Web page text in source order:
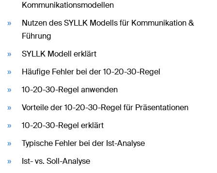
Kommunikationsmodellen
Nutzen des SYLLK Modells für Kommunikation &
Führung
SYLLK Modell erklärt
Häufige Fehler bei der 10-20-30-Regel
10-20-30-Regel anwenden
Vorteile der 10-20-30-Regel für Präsentationen
10-20-30-Regel erklärt
Typische Fehler bei der Ist-Analyse
Ist- vs. Soll-Analyse